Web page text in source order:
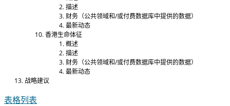
描述
财务（公共领域和/或付费数据库中提供的数据）
最新动态
香港生命体征
概述
描述
财务（公共领域和/或付费数据库中提供的数据）
最新动态
战略建议
表格列表